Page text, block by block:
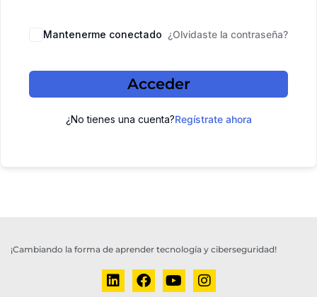
Mantenerme conectado ¿Olvidaste la contraseña?
Acceder
¿No tienes una cuenta?Regístrate ahora
¡Cambiando la forma de aprender tecnología y ciberseguridad!